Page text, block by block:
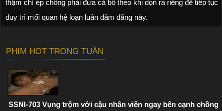
thậm chí ép chồng phải đưa cả bố theo khi dọn ra riêng để tiếp tục
duy trì mối quan hệ loạn luân dâm đãng này.
PHIM HOT TRONG TUẦN
SSNI-703 Vụng trộm với cậu nhân viên ngay bên cạnh chồng